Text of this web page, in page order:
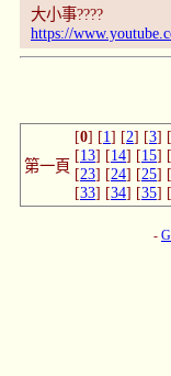
大小事????️
https://
第一頁
[0] [1] [2] [3] [
[13] [14] [15] [
[23] [24] [25] [
[33] [34] [35] [
-